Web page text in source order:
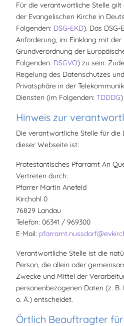
Für die verantwortliche Stelle
der Evangelischen Kirche in
Folgenden: DSG-EKD). Das
Anforderung, im Einklang mit
Grundverordnung der
Folgenden: DSGVO) zu sein.
Regelung des Datenschutzes
Privatsphäre in der
Diensten (im Folgenden: TDDDG
Hinweis zur
Die verantwortliche Stelle für
dieser Webseite ist:
Protestantisches Pfarramt An
Vertreten durch:
Pfarrer Martin Anefeld
Kirchohl 0
76829 Landau
Telefon: 06341 / 969300
E-Mail:
Verantwortliche Stelle ist die
Person, die allein oder
Zwecke und Mittel der
personenbezogenen Daten (z. B.
o. Ä.) entscheidet.
Örtlich Beauftragter